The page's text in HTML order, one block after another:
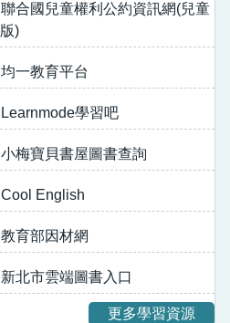
聯合國兒童權利公約資訊網(兒童
版)
均一教育平台
Learnmode學習吧
小梅寶貝書屋圖書查詢
Cool English
教育部因材網
新北市雲端圖書入口
更多學習資源